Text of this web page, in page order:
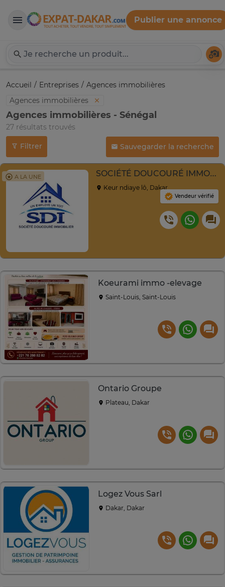
Expat-Dakar
Publier une annonce
Accueil Entreprises
Agences immobilières
Agences immobilières
Agences immobilières - Sénégal
27 résultats trouvés
Filtrer Sauvegarder la recherche
A LA UNE SOCIÉTÉ DOUCOURÉ IMMOBILIER SDI
Keur ndiaye lô, Dakar
Vendeur vérifié
Koeurami immo -elevage
Saint-Louis, Saint-Louis
Ontario Groupe
Plateau, Dakar
Logez Vous Sarl
Dakar, Dakar